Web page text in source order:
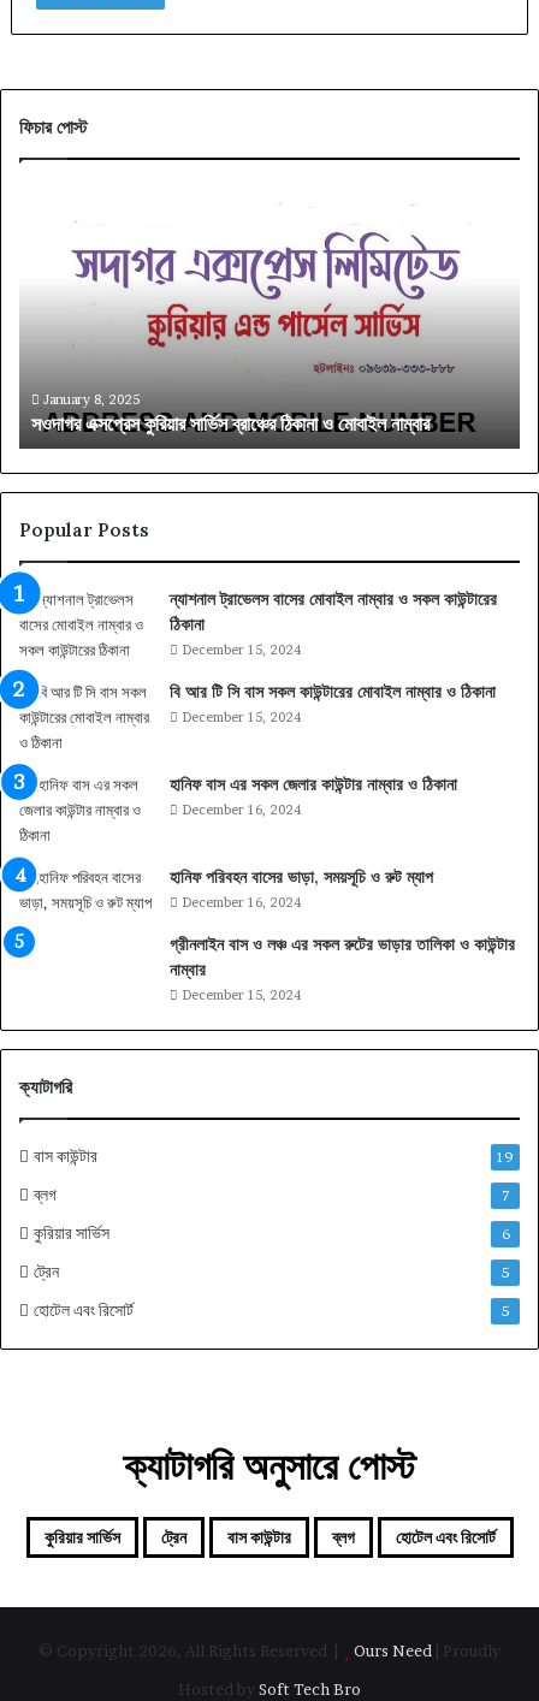
ফিচার পোস্ট
নাম্বারJanuary 8, 2025
সওদাগর এক্সপ্রেস কুরিয়ার সার্ভিস ব্রাঞ্চের ঠিকানা ও মোবাইল নাম্বার
Popular Posts
ন্যাশনাল ট্রাভেলস বাসের মোবাইল নাম্বার ও সকল কাউন্টারের
ঠিকানা
December 15, 2024
বি আর টি সি বাস সকল কাউন্টারের মোবাইল নাম্বার ও ঠিকানা
December 15, 2024
হানিফ বাস এর সকল জেলার কাউন্টার নাম্বার ও ঠিকানা
December 16, 2024
হানিফ পরিবহন বাসের ভাড়া, সময়সূচি ও রুট ম্যাপ
December 16, 2024
গ্রীনলাইন বাস ও লঞ্চ এর সকল রুটের ভাড়ার তালিকা ও কাউন্টার
নাম্বার
December 15, 2024
ক্যাটাগরি
বাস কাউন্টার 19
ব্লগ 7
কুরিয়ার সার্ভিস 6
ট্রেন 5
হোটেল এবং রিসোর্ট 5
ক্যাটাগরি অনুসারে পোস্ট
কুরিয়ার সার্ভিস ট্রেন বাস কাউন্টার ব্লগ হোটেল এবং রিসোর্ট
© Copyright 2026, All Rights Reserved | Ours Need | Proudly
Hosted by Soft Tech Bro